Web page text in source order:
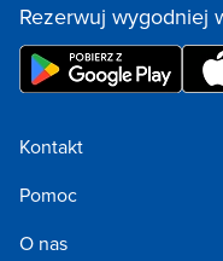
Rezerwuj wygodniej
Kontakt
Pomoc
O nas